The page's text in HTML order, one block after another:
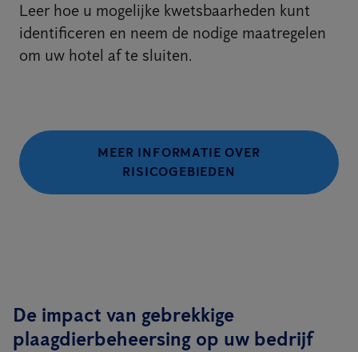
Leer hoe u mogelijke kwetsbaarheden kunt
identificeren en neem de nodige maatregelen
om uw hotel af te sluiten.
MEER INFORMATIE OVER
RISICOGEBIEDEN
De impact van gebrekkige
plaagdierbeheersing op uw bedrijf